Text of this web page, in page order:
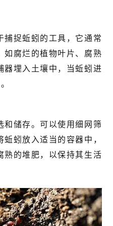
捕捉蚯蚓的工具，它通常
如腐烂的植物叶片、腐熟
器埋入土壤中，当蚯蚓进
和储存。可以使用细网筛
蚓放入适当的容器中，
熟的堆肥，以保持其生活